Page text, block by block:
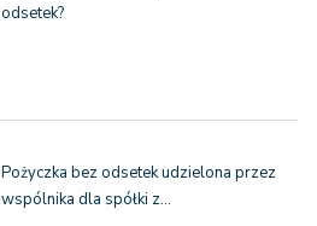
odsetek?
Pożyczka bez odsetek udzielona przez
wspólnika dla spółki z…